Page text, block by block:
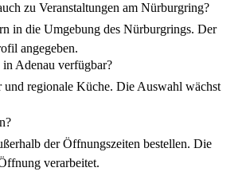
zu Veranstaltungen am Nürburgring?
in die Umgebung des Nürburgrings. Der
angegeben.
Adenau verfügbar?
und regionale Küche. Die Auswahl wächst
der Öffnungszeiten bestellen. Die
verarbeitet.